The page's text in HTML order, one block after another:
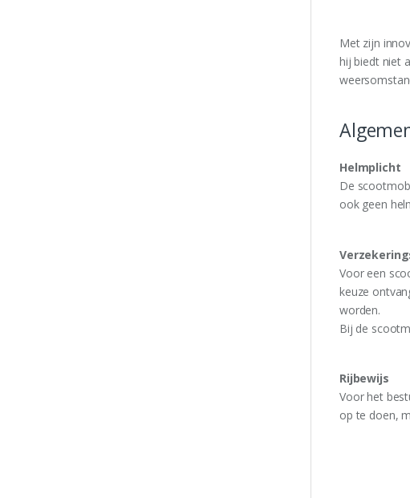
Met zijn
hij biedt niet
Helmplicht
De
ook geen
Voor een
keuze
worden.
Bij de
Rijbewijs
Voor het
op te doen,